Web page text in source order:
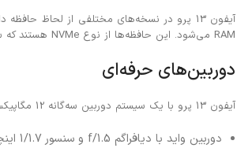
RAM می‌شود. این حافظه‌ها از نوع NVMe هستند که سرعت بالا و کارایی فوق‌العاده‌ای را ارائه می‌دهند.
دوربین‌های حرفه‌ای
آیفون 13 پرو با یک سیستم دوربین سه‌گانه 12 مگاپیکسلی عرضه شده است:
دوربین واید با دیافراگم f/1.5 و سنسور 1/1.7 اینچی که عکس‌های با کیفیت بالا حتی در نور کم ثبت می‌کند.